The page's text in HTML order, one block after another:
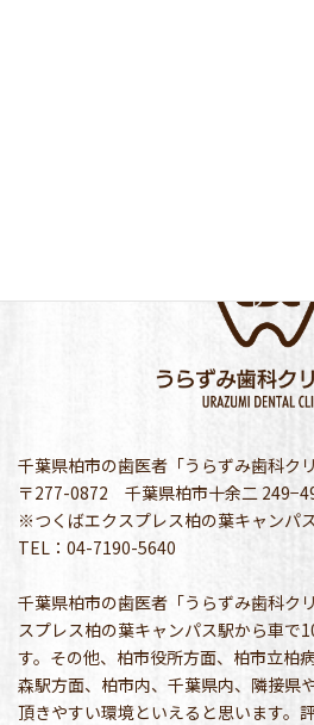
千葉県柏市の歯医者「うらずみ歯科クリ
〒277-0872 千葉県柏市十余二
※つくばエクスプレス柏の葉キャンパ
TEL：04-7190-5640
千葉県柏市の歯医者「うらずみ歯科ク
スプレス柏の葉キャンパス駅から車で
す。その他、柏市役所方面、柏市立柏
森駅方面、柏市内、千葉県内、隣接県
頂きやすい環境といえると思います。